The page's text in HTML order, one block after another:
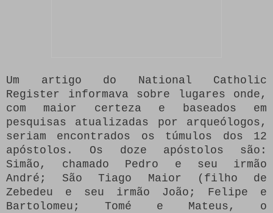
Um artigo do National Catholic
Register informava sobre lugares onde,
com maior certeza e baseados em
pesquisas atualizadas por arqueólogos,
seriam encontrados os túmulos dos 12
apóstolos.
Os doze apóstolos são:
Simão, chamado Pedro e seu irmão
André;
São Tiago Maior (filho de
Zebedeu e seu irmão João;
Felipe e
Bartolomeu;
Tomé e Mateus, o